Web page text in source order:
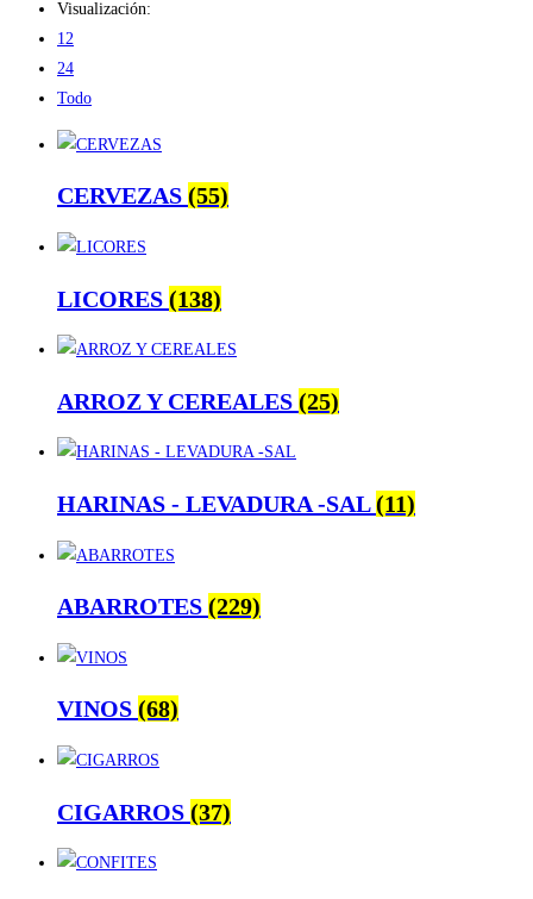
Visualización:
12
24
Todo
CERVEZAS (55)
LICORES (138)
ARROZ Y CEREALES (25)
HARINAS - LEVADURA -SAL(11)
ABARROTES (229)
VINOS (68)
CIGARROS (37)